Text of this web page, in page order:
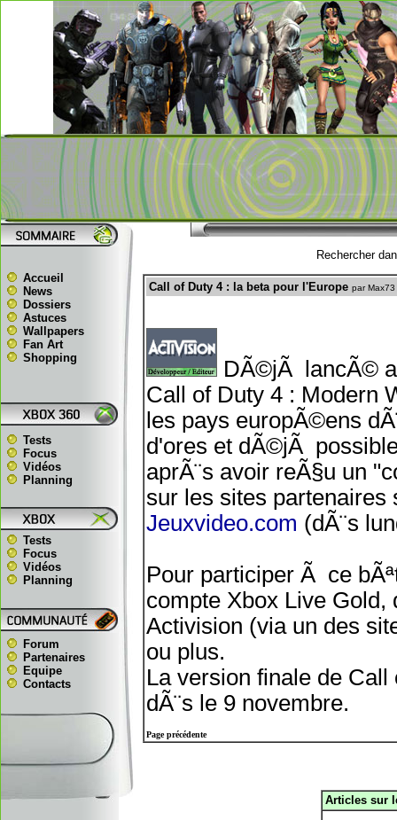
Accueil
News
Dossiers
Astuces
Wallpapers
Fan Art
Shopping
Tests
Focus
Vidéos
Planning
Tests
Focus
Vidéos
Planning
Forum
Partenaires
Equipe
Contacts
Rechercher
Call of Duty 4 : la beta pour l'Europe par Max73
DÃ©jÃ lancÃ©
Call of Duty 4 : Modern
les pays europÃ©ens
d'ores et dÃ©jÃ
aprÃ¨s avoir reÃ§u un
sur les sites partenaires
Jeuxvideo.com (dÃ¨s
Pour participer Ã ce
compte Xbox Live Gold,
Activision (via un des
ou plus.
La version finale de
dÃ¨s le 9 novembre.
Page précédente
Articles sur